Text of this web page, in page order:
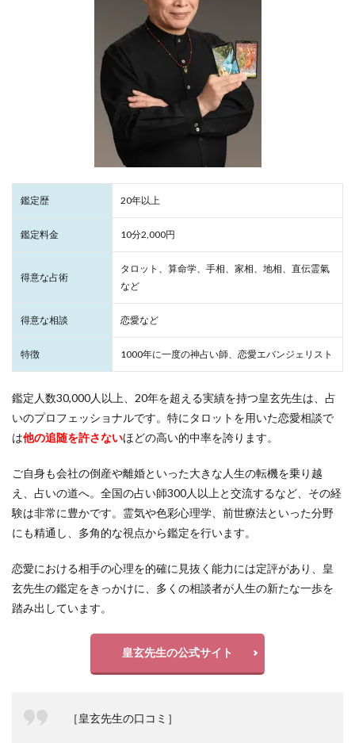
鑑定歴 20年以上
鑑定料金 10分2,000円
得意な占術
タロット、算命学、手相、家相、地相、直伝霊氣
など
得意な相談 恋愛など
特徴 1000年に一度の神占い師、恋愛エバンジェリスト
鑑定人数30,000人以上、20年を超える実績を持つ皇玄先生は、占
いのプロフェッショナルです。特にタロットを用いた恋愛相談で
は他の追随を許さないほどの高い的中率を誇ります。
ご自身も会社の倒産や離婚といった大きな人生の転機を乗り越
え、占いの道へ。全国の占い師300人以上と交流するなど、その経
験は非常に豊かです。霊気や色彩心理学、前世療法といった分野
にも精通し、多角的な視点から鑑定を行います。
恋愛における相手の心理を的確に見抜く能力には定評があり、皇
玄先生の鑑定をきっかけに、多くの相談者が人生の新たな一歩を
踏み出しています。
皇玄先生の公式サイト
［皇玄先生の口コミ］